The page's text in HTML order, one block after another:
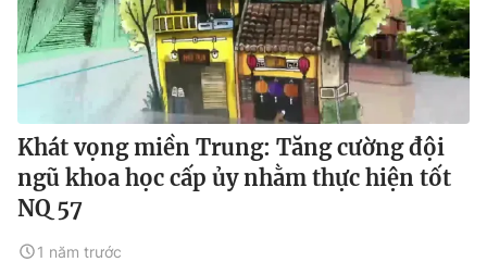
Khát vọng miền Trung: Tăng cường đội
ngũ khoa học cấp ủy nhằm thực hiện tốt
NQ 57
1 năm trước